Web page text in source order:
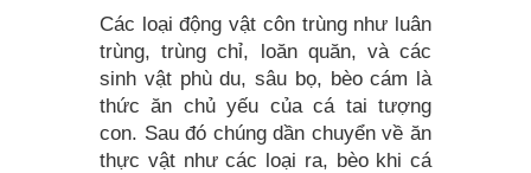
Các loại động vật côn trùng như luân
trùng, trùng chỉ, loăn quăn, và các
sinh vật phù du, sâu bọ, bèo cám là
thức ăn chủ yếu của cá tai tượng
con. Sau đó chúng dần chuyển về ăn
thực vật như các loại ra, bèo khi cá